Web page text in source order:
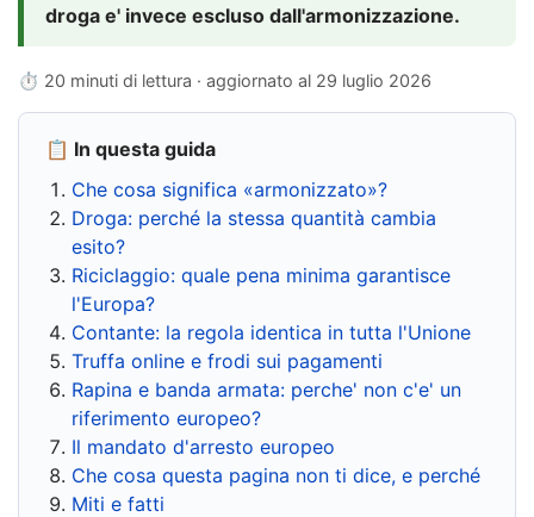
droga e' invece escluso dall'armonizzazione.
⏱ 20 minuti di lettura · aggiornato al 29 luglio 2026
📋 In questa guida
Che cosa significa «armonizzato»?
Droga: perché la stessa quantità cambia
esito?
Riciclaggio: quale pena minima garantisce
l'Europa?
Contante: la regola identica in tutta l'Unione
Truffa online e frodi sui pagamenti
Rapina e banda armata: perche' non c'e' un
riferimento europeo?
Il mandato d'arresto europeo
Che cosa questa pagina non ti dice, e perché
Miti e fatti